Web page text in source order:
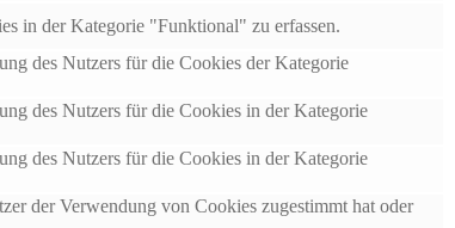
in der Kategorie "Funktional" zu erfassen.
des Nutzers für die Cookies der Kategorie
des Nutzers für die Cookies in der Kategorie
des Nutzers für die Cookies in der Kategorie
der Verwendung von Cookies zugestimmt hat oder